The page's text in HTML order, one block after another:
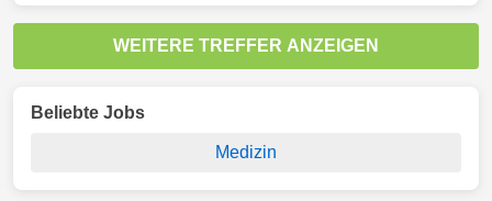
WEITERE TREFFER ANZEIGEN
Beliebte Jobs
Medizin